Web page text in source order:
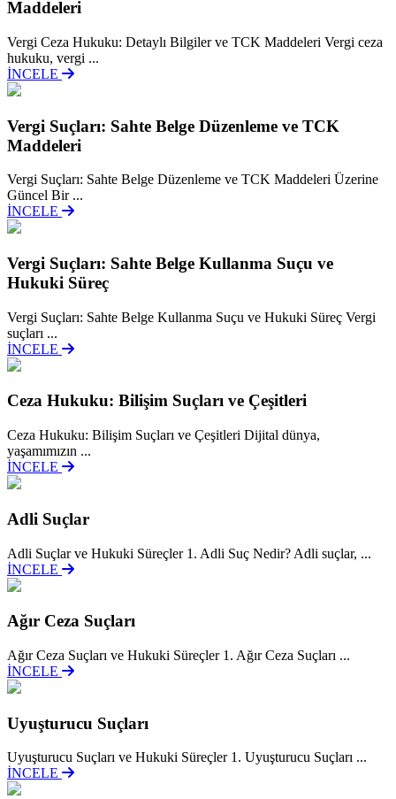
Maddeleri
Vergi Ceza Hukuku: Detaylı Bilgiler ve TCK Maddeleri Vergi ceza
hukuku, vergi ...
İNCELE
Vergi Suçları: Sahte Belge Düzenleme ve TCK
Maddeleri
Vergi Suçları: Sahte Belge Düzenleme ve TCK Maddeleri Üzerine
Güncel Bir ...
İNCELE
Vergi Suçları: Sahte Belge Kullanma Suçu ve
Hukuki Süreç
Vergi Suçları: Sahte Belge Kullanma Suçu ve Hukuki Süreç Vergi
suçları ...
İNCELE
Ceza Hukuku: Bilişim Suçları ve Çeşitleri
Ceza Hukuku: Bilişim Suçları ve Çeşitleri Dijital dünya,
yaşamımızın ...
İNCELE
Adli Suçlar
Adli Suçlar ve Hukuki Süreçler 1. Adli Suç Nedir? Adli suçlar, ...
İNCELE
Ağır Ceza Suçları
Ağır Ceza Suçları ve Hukuki Süreçler 1. Ağır Ceza Suçları ...
İNCELE
Uyuşturucu Suçları
Uyuşturucu Suçları ve Hukuki Süreçler 1. Uyuşturucu Suçları ...
İNCELE